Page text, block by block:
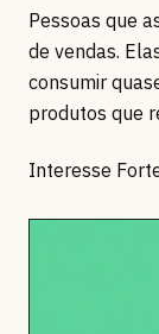
Pessoas que
de vendas.
consumir
produtos que
Interesse